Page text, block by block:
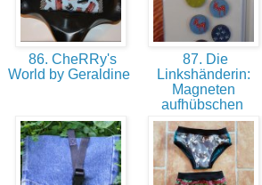
86. CheRRy's
World by Geraldine
87. Die
Linkshänderin:
Magneten
aufhübschen